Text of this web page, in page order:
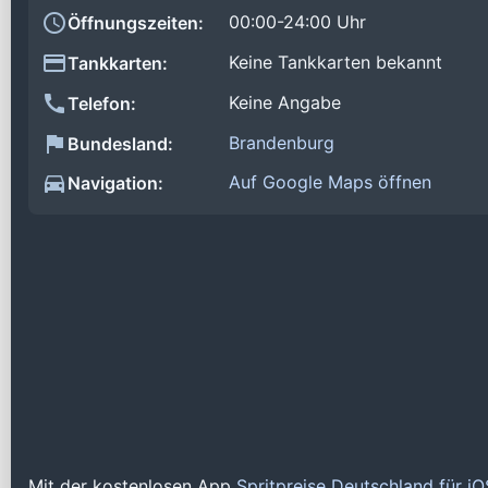
Öffnungszeiten:
00:00-24:00 Uhr
Tankkarten:
Keine Tankkarten bekannt
Telefon:
Keine Angabe
Bundesland:
Brandenburg
Navigation:
Auf Google Maps öffnen